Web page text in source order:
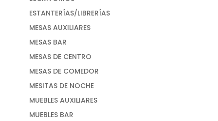
ESTANTERÍAS/LIBRERÍAS
MESAS AUXILIARES
MESAS BAR
MESAS DE CENTRO
MESAS DE COMEDOR
MESITAS DE NOCHE
MUEBLES AUXILIARES
MUEBLES BAR